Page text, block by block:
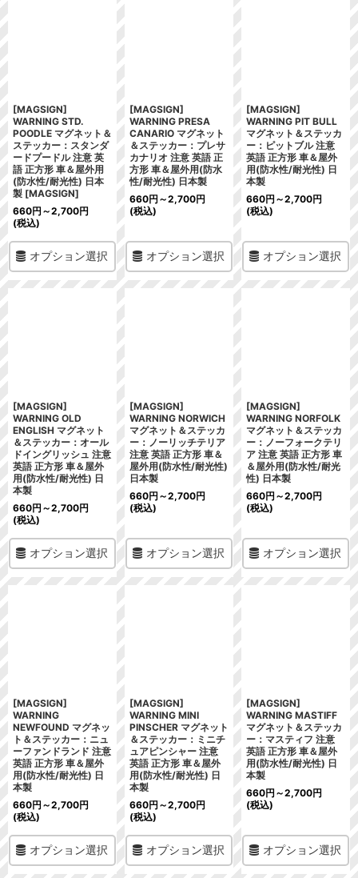
[MAGSIGN]
WARNING STD.
POODLE マグネット＆
ステッカー：スタンダ
ードプードル 注意 英
語 正方形 車＆屋外用
(防水性/耐光性) 日本
製 [MAGSIGN]
660円 ～2,700円
(税込)
オプション選択
[MAGSIGN]
WARNING PRESA
CANARIO マグネット
＆ステッカー：プレサ
カナリオ 注意 英語 正
方形 車＆屋外用(防水
性/耐光性) 日本製
660円 ～2,700円
(税込)
オプション選択
[MAGSIGN]
WARNING PIT BULL
マグネット＆ステッカ
ー：ピットブル 注意
英語 正方形 車＆屋外
用(防水性/耐光性) 日
本製
660円 ～2,700円
(税込)
オプション選択
[MAGSIGN]
WARNING OLD
ENGLISH マグネット
＆ステッカー：オール
ドイングリッシュ 注意
英語 正方形 車＆屋外
用(防水性/耐光性) 日
本製
660円 ～2,700円
(税込)
オプション選択
[MAGSIGN]
WARNING NORWICH
マグネット＆ステッカ
ー：ノーリッチテリア
注意 英語 正方形 車＆
屋外用(防水性/耐光性)
日本製
660円 ～2,700円
(税込)
オプション選択
[MAGSIGN]
WARNING NORFOLK
マグネット＆ステッカ
ー：ノーフォークテリ
ア 注意 英語 正方形 車
＆屋外用(防水性/耐光
性) 日本製
660円 ～2,700円
(税込)
オプション選択
[MAGSIGN]
WARNING
NEWFOUND マグネッ
ト＆ステッカー：ニュ
ーファンドランド 注意
英語 正方形 車＆屋外
用(防水性/耐光性) 日
本製
660円 ～2,700円
(税込)
オプション選択
[MAGSIGN]
WARNING MINI
PINSCHER マグネット
＆ステッカー：ミニチ
ュアピンシャー 注意
英語 正方形 車＆屋外
用(防水性/耐光性) 日
本製
660円 ～2,700円
(税込)
オプション選択
[MAGSIGN]
WARNING MASTIFF
マグネット＆ステッカ
ー：マスティフ 注意
英語 正方形 車＆屋外
用(防水性/耐光性) 日
本製
660円 ～2,700円
(税込)
オプション選択